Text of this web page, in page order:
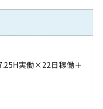
実働×22日稼働＋